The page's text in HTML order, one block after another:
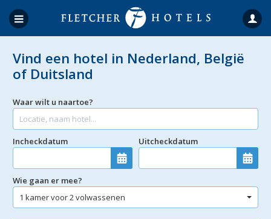
Vind een hotel in Nederland, België
of Duitsland
Waar wilt u naartoe?
Incheckdatum Uitcheckdatum
Wie gaan er mee?